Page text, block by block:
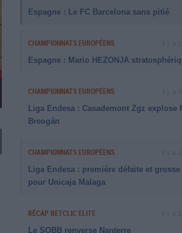
Espagne : Le FC Barcelona sans pitié
CHAMPIONNATS EUROPÉENS
Espagne : Mario HEZONJA
CHAMPIONNATS EUROPÉENS
Liga Endesa : Casademont Zgz explose
Breogán
CHAMPIONNATS EUROPÉENS
Liga Endesa : première défaite et
pour Unicaja Malaga
RÉCAP BETCLIC ELITE
Le SQBB renverse Nanterre